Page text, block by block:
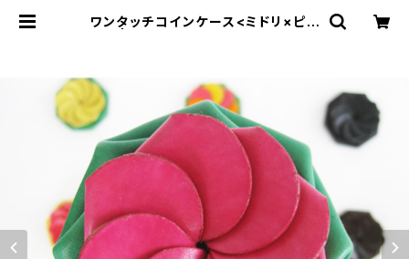
ワンタッチコインケース<ミドリ×ピン